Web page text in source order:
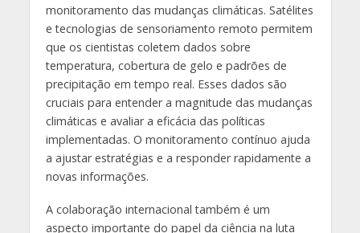
monitoramento das mudanças climáticas. Satélites
e tecnologias de sensoriamento remoto permitem
que os cientistas coletem dados sobre
temperatura, cobertura de gelo e padrões de
precipitação em tempo real. Esses dados são
cruciais para entender a magnitude das mudanças
climáticas e avaliar a eficácia das políticas
implementadas. O monitoramento contínuo ajuda
a ajustar estratégias e a responder rapidamente a
novas informações.
A colaboração internacional também é um
aspecto importante do papel da ciência na luta